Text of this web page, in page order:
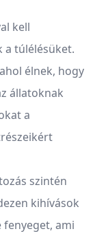
kell
a túlélésüket.
élnek, hogy
állatoknak
a
szintén
kihívások
fenyeget, ami